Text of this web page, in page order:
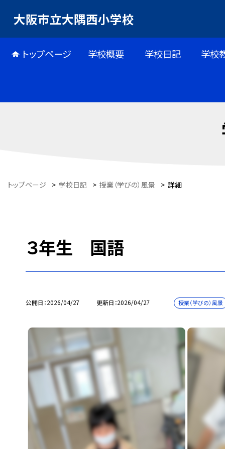
大阪市立大隅西小学校
トップページ 学校概要 学校日記 学校
トップページ > 学校日記 > 授業（学びの）風景 > 詳細
３年生 国語
公開日 2026/04/27 更新日 2026/04/27 授業（学びの）風景